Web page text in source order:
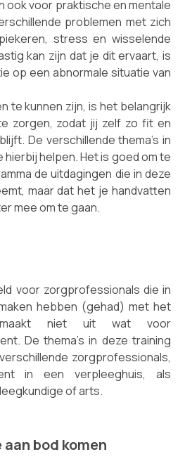
ook voor praktische en mentale
problemen met zich
stress en wisselende
kan zijn dat je dit ervaart, is
op een abnormale situatie van
te kunnen zijn, is het belangrijk
zorgen, zodat jij zelf zo fit en
De verschillende thema’s in
hierbij helpen. Het is goed om te
de uitdagingen die in deze
maar dat het je handvatten
mee om te gaan.
voor zorgprofessionals die in
hebben (gehad) met het
maakt niet uit wat voor
De thema’s in deze training
zorgprofessionals,
in een verpleeghuis, als
of arts.
bod komen